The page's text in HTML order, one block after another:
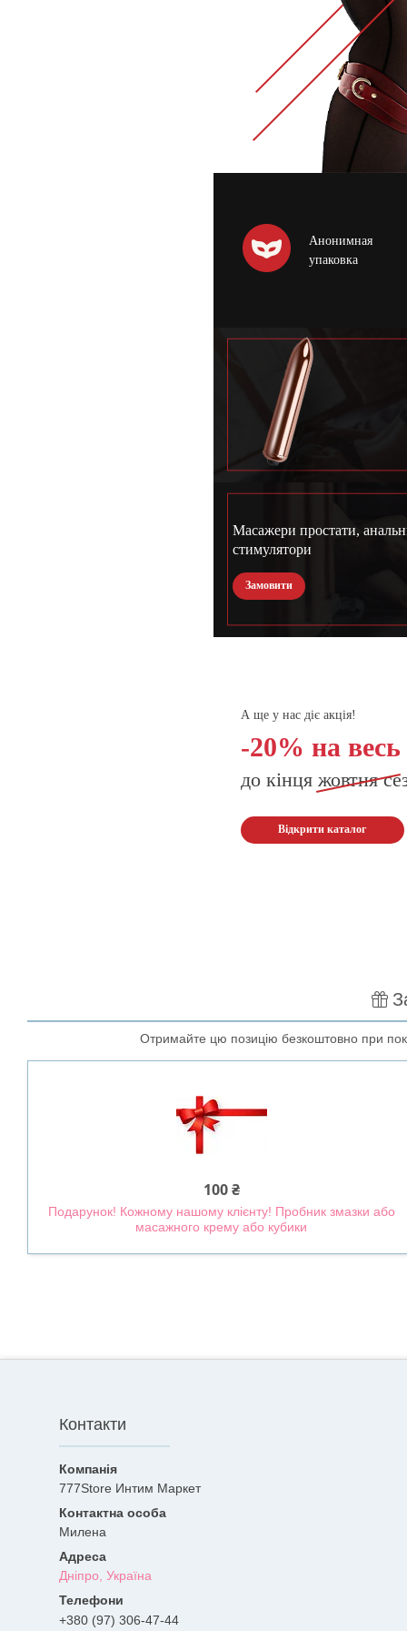
Анонимная
упаковка
Масажери простати,
стимулятори
Замовити
А ще у нас діє акція!
-20% на
до кінця жовтня
Відкрити каталог
Отримайте цю позицію безкоштовно при
100 ₴
Подарунок! Кожному нашому клієнту! Пробник змазки або
масажного крему або кубики
Контакти
777Store Интим Маркет
Милена
Дніпро, Україна
+380 (97) 306-47-44